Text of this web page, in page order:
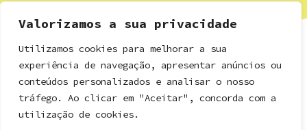
Valorizamos a sua privacidade
Utilizamos cookies para melhorar a sua
experiência de navegação, apresentar anúncios ou
conteúdos personalizados e analisar o nosso
tráfego. Ao clicar em "Aceitar", concorda com a
utilização de cookies.
Contactos
Rua Dr. Ricardo Mota nº 16,
3460-613 Tondela
+351 232 812 156